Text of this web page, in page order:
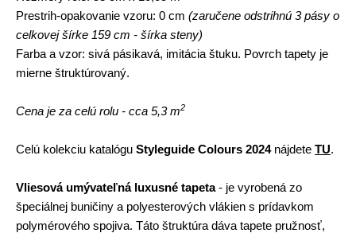
Prestrih-opakovanie vzoru: 0 cm (zaručene odstrihnú 3 pásy o
celkovej šírke 159 cm - šírka steny)
Farba a vzor: sivá pásikavá, imitácia štuku. Povrch tapety je
mierne štruktúrovaný.
Cena je za celú rolu - cca 5,3 m2
Celú kolekciu katalógu Styleguide Colours 2024 nájdete TU.
Vliesová umývateľná luxusné tapeta- je vyrobená zo
špeciálnej buničiny a polyesterových vlákien s prídavkom
polymérového spojiva. Táto štruktúra dáva tapete pružnosť,